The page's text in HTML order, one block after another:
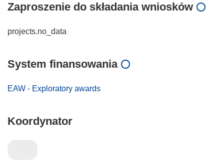
Zaproszenie do składania wniosków
projects.no_data
System finansowania
EAW - Exploratory awards
Koordynator